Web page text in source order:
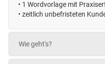
• 1 Wordvorlage mit
• zeitlich unbefristeten
Wie geht's?